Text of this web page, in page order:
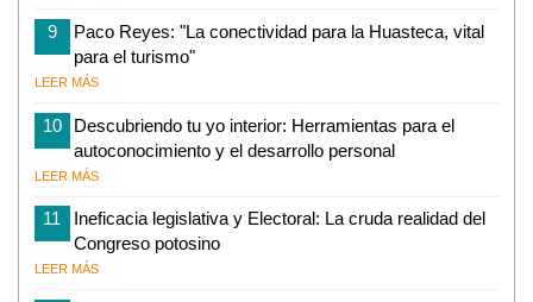
9
Paco Reyes: "La conectividad para la Huasteca, vital
para el turismo"
LEER MÁS
10
Descubriendo tu yo interior: Herramientas para el
autoconocimiento y el desarrollo personal
LEER MÁS
11
Ineficacia legislativa y Electoral: La cruda realidad del
Congreso potosino
LEER MÁS